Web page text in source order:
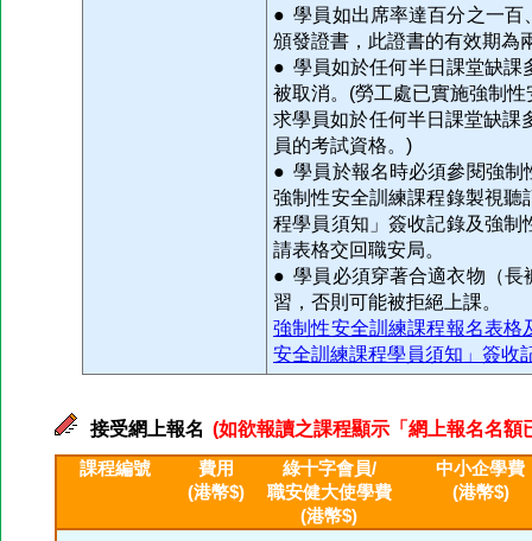
● 學員如出席率達百分之一百
頒發證書，此證書的有效期為
● 學員如於任何半日課堂缺課
被取消。(勞工處已實施強制
求學員如於任何半日課堂缺課
員的考試資格。)
● 學員於報名時必須參閱強制
強制性安全訓練課程錄製視
程學員須知」簽收記錄及強
請表格交回職安局。
● 學員必須穿著合適衣物（長
習，否則可能被拒絕上課。
強制性安全訓練課程報名表
安全訓練課程學員須知」簽收
接受網上報名 (如欲報讀之課程顯示「網上報名名
課程編號
費用
(港幣$)
綠十字會員/
職安健大使學費
(港幣$)
中小企學費
(港幣$)